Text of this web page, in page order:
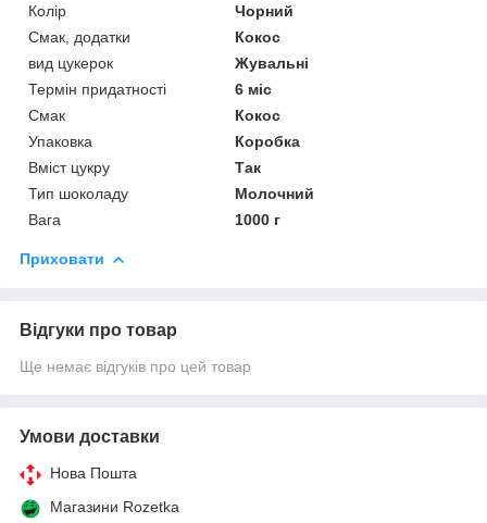
Колір
Чорний
Смак, додатки
Кокос
вид цукерок
Жувальні
Термін придатності
6 міс
Смак
Кокос
Упаковка
Коробка
Вміст цукру
Так
Тип шоколаду
Молочний
Вага
1000 г
Приховати
Відгуки про товар
Ще немає відгуків про цей товар
Умови доставки
Нова Пошта
Магазини Rozetka